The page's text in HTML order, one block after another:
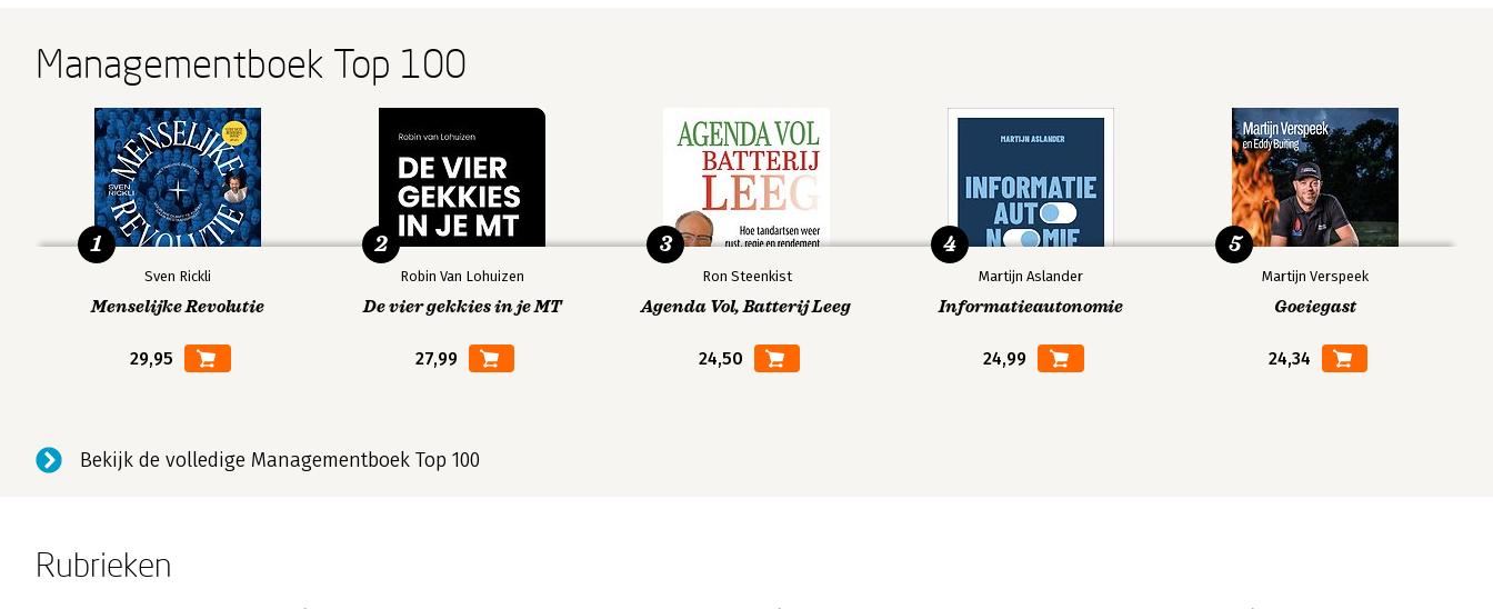
Managementboek Top 100
Sven Rickli
Menselijke Revolutie
29,95
1
Robin Van Lohuizen
De vier gekkies in je MT
27,99
2
Ron Steenkist
Agenda Vol, Batterij Leeg
24,50
3
Martijn Aslander
Informatieautonomie
24,99
4
Martijn Verspeek
Goeiegast
24,34
5
Bekijk de volledige Managementboek Top 100
Rubrieken